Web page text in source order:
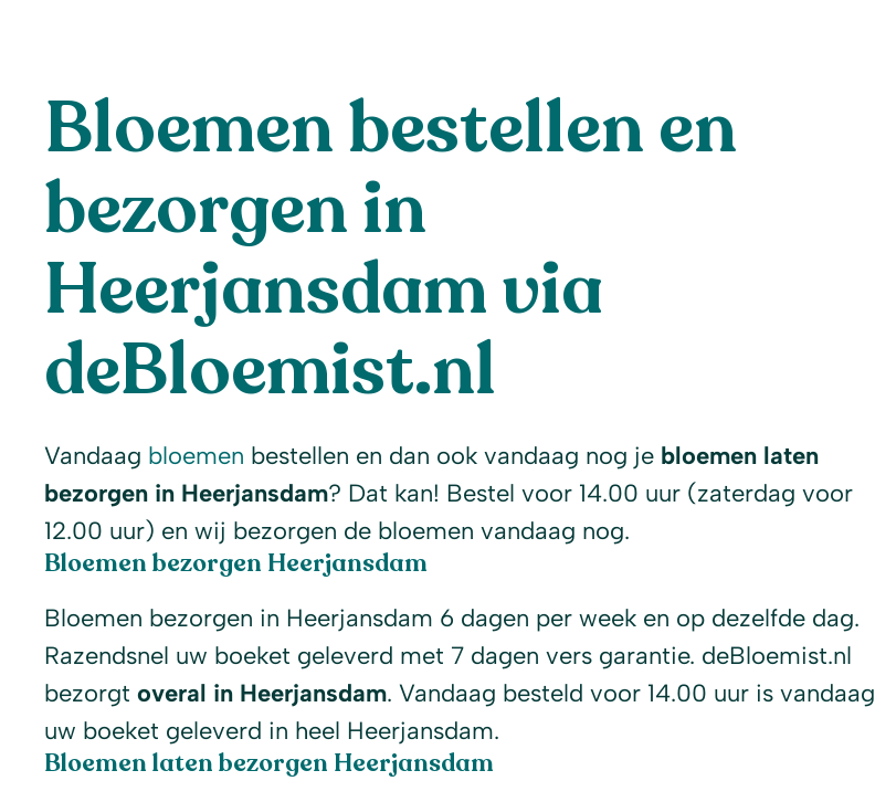
Bloemen bestellen en
bezorgen in
Heerjansdam via
deBloemist.nl
Vandaag bloemen bestellen en dan ook vandaag nog je bloemen laten
bezorgen in Heerjansdam? Dat kan! Bestel voor 14.00 uur (zaterdag voor
12.00 uur) en wij bezorgen de bloemen vandaag nog.
Bloemen bezorgen Heerjansdam
Bloemen bezorgen in Heerjansdam 6 dagen per week en op dezelfde dag.
Razendsnel uw boeket geleverd met 7 dagen vers garantie. deBloemist.nl
bezorgt overal in Heerjansdam. Vandaag besteld voor 14.00 uur is vandaag
uw boeket geleverd in heel Heerjansdam.
Bloemen laten bezorgen Heerjansdam